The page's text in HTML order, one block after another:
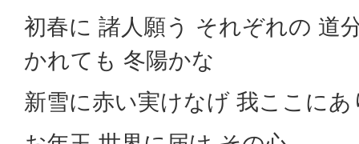
初春に 諸人願う それぞれの 道
かれても 冬陽かな
新雪に赤い実けなげ 我ここにあ